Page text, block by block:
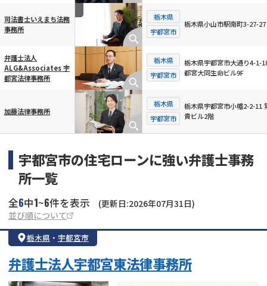
司法書士いえまち法務
事務所
栃木県
宇都宮市
栃木県小山市駅南町3-27-27
弁護士法人
ALG&Associates 宇
都宮法律事務所
栃木県
宇都宮市
栃木県宇都宮市大通り4-1-
都宮大同生命ビル9F
加藤法律事務所
栃木県
宇都宮市
栃木県宇都宮市小幡2-2-11
貴ビル2階
宇都宮市の住宅ローンに強い弁護士事務
所一覧
全6中1~6件を表示
(更新日:2026年07月31日)
並び順について
栃木県 ・ 宇都宮市
弁護士法人宇都宮東法律事務所